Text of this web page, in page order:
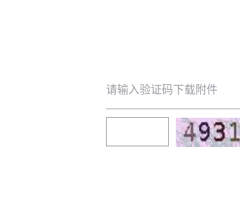
请输入验证码下载附件